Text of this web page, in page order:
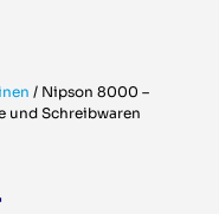
/ Nipson 8000 –
und Schreibwaren